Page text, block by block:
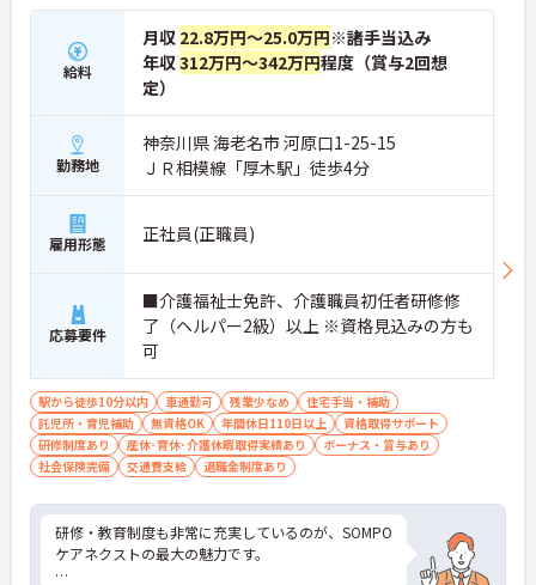
給料
月収 22.8万円～25.0万円※諸手当込み
年収312万円～342万円程度（賞与2回想
定）
勤務地
神奈川県 海老名市 河原口1-25-15
ＪＲ相模線「厚木駅」徒歩4分
雇用形態 正社員(正職員)
応募要件
■介護福祉士免許、介護職員初任者研修修
了（ヘルパー2級）以上 ※資格見込みの方も
可
駅から徒歩10分以内 車通勤可 残業少なめ
住宅手当・補助
託児所・育児補助
無資格OK 年間休日110日以上
資格取得サポート
研修制度あり
産休･育休･介護休暇取得実績あり
ボーナス・賞与あり
社会保険完備
交通費支給 退職金制度あり
研修・教育制度も非常に充実しているのが、SOMPO
ケアネクストの最大の魅力です。